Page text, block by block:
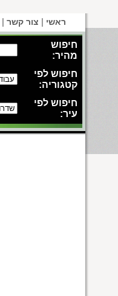
ראשי | צור קשר |
חיפוש
מהיר:
חיפוש לפי
קטגוריה:
חיפוש לפי
עיר: